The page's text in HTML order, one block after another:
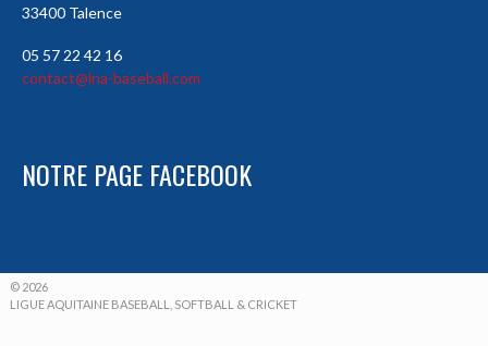
33400 Talence
05 57 22 42 16
contact@lna-baseball.com
NOTRE PAGE FACEBOOK
© 2026
LIGUE AQUITAINE BASEBALL, SOFTBALL & CRICKET